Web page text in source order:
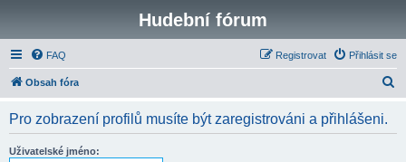
Hudební fórum
FAQ Přihlásit se
Registrovat
Obsah fóra
Pro zobrazení profilů musíte být zaregistrováni a přihlášeni.
Uživatelské jméno: